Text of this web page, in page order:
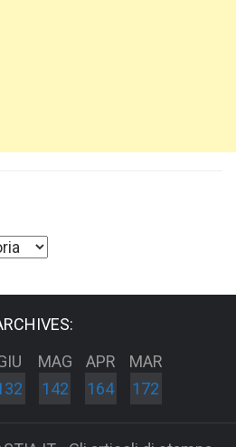
MAG
142
APR
164
MAR
172